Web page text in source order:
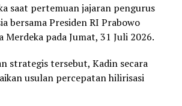
Listrik, PLN Bangun Tower Lintasi
saat pertemuan jajaran pengurus
bersama Presiden RI Prabowo
Merdeka pada Jumat, 31 Juli 2026.
strategis tersebut, Kadin secara
usulan percepatan hilirisasi